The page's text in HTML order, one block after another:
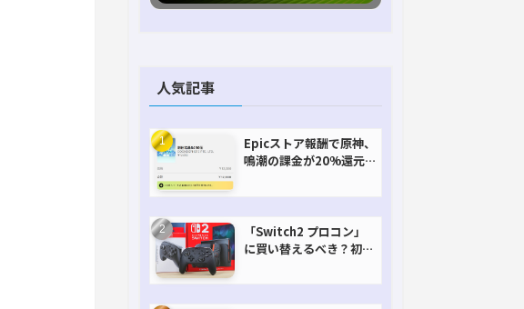
人気記事
Epicストア報酬で原神、
鳴潮の課金が20%還元
「Switch2 プロコン」
に買い替えるべき？初代